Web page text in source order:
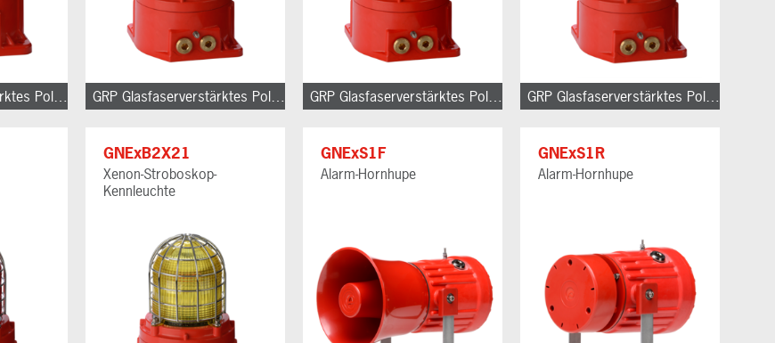
GRP Glasfaserverstärktes Polyester GRP Glasfaserverstärktes Polyester GRP Glasfaserverstärktes Polyester GRP Glasfaserverstärktes Polyester
GNExB2X21
Xenon-Stroboskop-
Kennleuchte
GNExS1F
Alarm-Hornhupe
GNExS1R
Alarm-Hornhupe